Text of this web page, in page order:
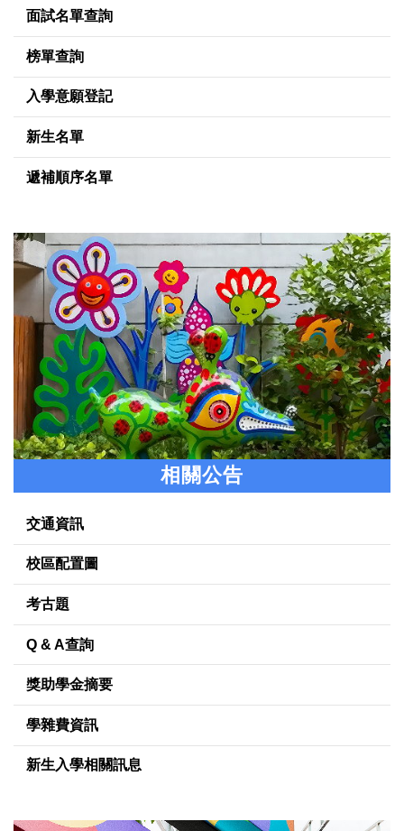
面試名單查詢
榜單查詢
入學意願登記
新生名單
遞補順序名單
相關公告
交通資訊
校區配置圖
考古題
Q & A查詢
獎助學金摘要
學雜費資訊
新生入學相關訊息